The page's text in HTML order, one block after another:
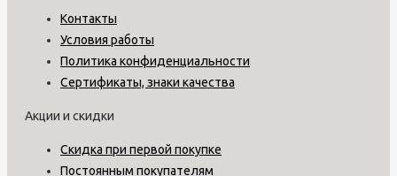
Контакты
Условия работы
Политика конфиденциальности
Сертификаты, знаки качества
Акции и скидки
Скидка при первой покупке
Постоянным покупателям